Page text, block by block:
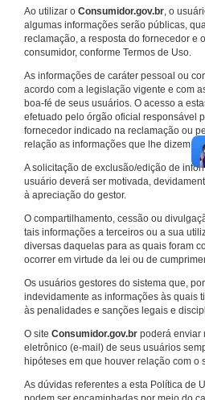
Ao utilizar o Consumidor.gov.br, o
algumas informações serão públicas,
reclamação, a resposta do fornecedor e
consumidor, conforme Termos de Uso.
As informações de caráter pessoal ou
acordo com a legislação vigente e com
boa-fé de seus usuários. O acesso a
efetuado pelo órgão oficial responsável
fornecedor indicado na reclamação ou
relação as informações que lhe dizem
A solicitação de exclusão/edição de
usuário deverá ser motivada,
à apreciação do gestor.
O compartilhamento, cessão ou
tais informações a terceiros ou a sua
diversas daquelas para as quais foram
ocorrer em virtude da lei ou de
Os usuários gestores do sistema que,
indevidamente as informações às quais
às penalidades e sanções legais e
O site Consumidor.gov.br poderá enviar
eletrônico (e-mail) de seus usuários
hipóteses em que houver relação com o
As dúvidas referentes a esta Política de